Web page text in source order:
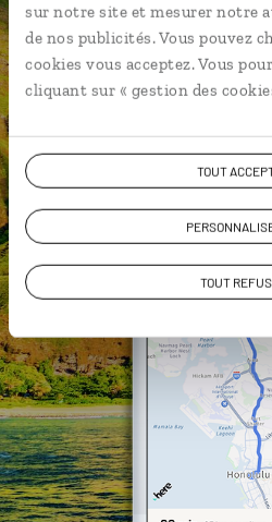
sur notre site et mesurer notre
de nos publicités. Vous pouvez
cookies vous acceptez. Vous
cliquant sur « gestion des
TOUT
TOUT
DÉCOUVRIR